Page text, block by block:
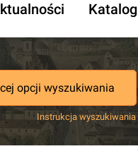
Katalog
opcji wyszukiwania
Instrukcja wyszukiwania